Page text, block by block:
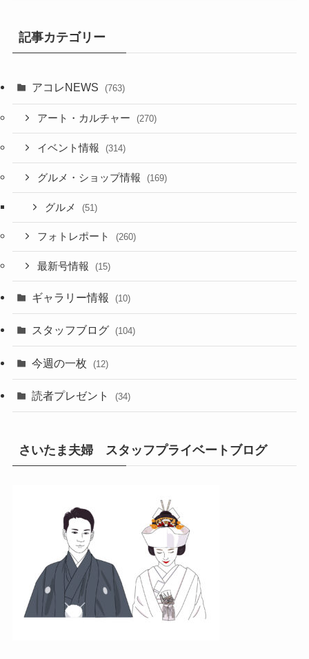
記事カテゴリー
アコレNEWS (763)
アート・カルチャー (270)
イベント情報 (314)
グルメ・ショップ情報 (169)
グルメ (51)
フォトレポート (260)
最新号情報 (15)
ギャラリー情報 (10)
スタッフブログ (104)
今週の一枚 (12)
読者プレゼント (34)
さいたま夫婦 スタッフプライベートブログ